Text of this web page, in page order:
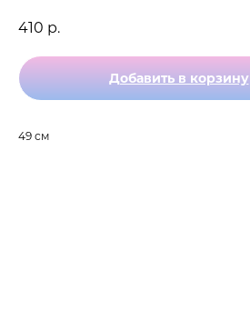
410 р.
Добавить в корзину
49 см